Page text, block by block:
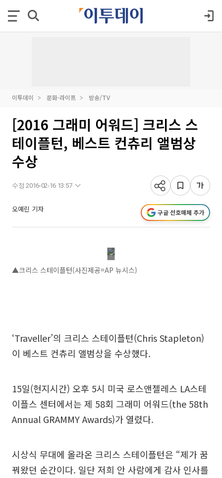
이투데이 문화·라이프 방송/TV
[2016 그래미 어워드] 크리스 스
테이플턴, 베스트 컨츄리 앨범상
수상
수정 2016-02-16 13:57
오예린 기자 구글 선호매체 추가
▲크리스 스테이플턴(사진제공=AP 뉴시스)
‘Traveller’의 크리스 스테이플턴(Chris Stapleton)
이 베스트 컨츄리 앨범상을 수상했다.
15일(현지시간) 오후 5시 미국 로스앤젤레스 LA스테
이플스 센터에서는 제 58회 그래미 어워드(the 58th
Annual GRAMMY Awards)가 열렸다.
시상식 무대에 올라온 크리스 스테이플턴은 “제가 꿈
꿔왔던 순간이다. 일단 저희 안 사람에게 감사 인사를